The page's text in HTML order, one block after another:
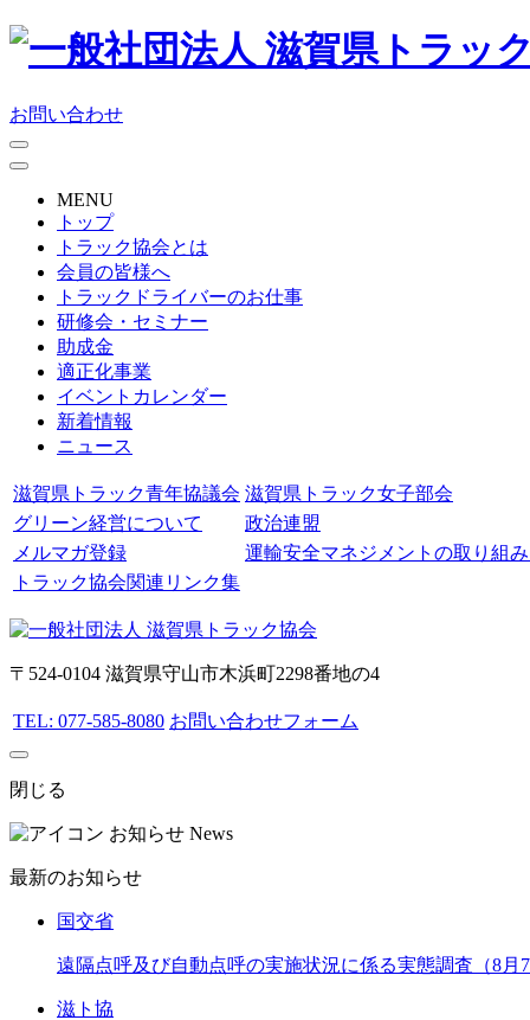
お問い合わせ
MENU
トップ
トラック協会とは
会員の皆様へ
トラックドライバーのお仕事
研修会・セミナー
助成金
適正化事業
イベントカレンダー
新着情報
ニュース
滋賀県トラック青年協議会 滋賀県トラック女子部会
グリーン経営について
政治連盟
メルマガ登録
運輸安全マネジメントの取り組
トラック協会関連リンク集
〒524-0104 滋賀県守山市木浜町2298番地の4
TEL: 077-585-8080 お問い合わせフォーム
閉じる
お知らせ News
最新のお知らせ
国交省
遠隔点呼及び自動点呼の実施状況に係る実態調査（8月7
滋ト協